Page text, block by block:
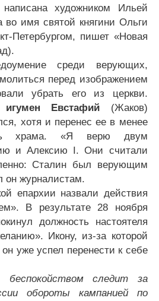
художником Ильей
имя святой княгини Ольги
Петербургом, пишет «Новая
среди верующих,
перед изображением
убрать его из церкви.
игумен Евстафий (Жаков)
хотя и перенес ее в менее
храма. «Я верю двум
и Алексию I. Они считали
Сталин был верующим
он журналистам.
епархии назвали действия
В результате 28 ноября
должность настоятеля
Икону, из-за которой
уже успел перенести к себе
следит за
обороты кампанией по